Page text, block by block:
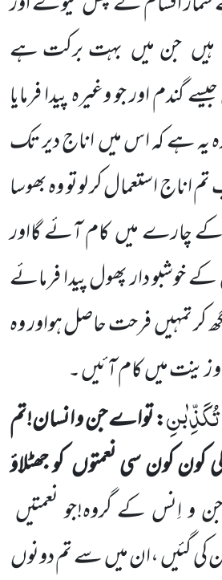
ہیں جن میں بہت برکت ہے
گندم اور جو وغیرہ پیدا فرمایا
یہ ہے کہ اس میںاناج دیر تک
اناج استعمال کر لوتو وہ بھوسا
کے چارے میںکام آئے گااور
خوشبو دار پھول پیدا فرمائے
کر تمہیںفرحت حاصل ہواور وہ
زینت میںکام آئیں ۔
تُكَذِّبٰنِ: تواے جن و انسان!تم
کون سی نعمتوںکو جھٹلاؤ
اِنس کے گروہ!جو نعمتیں
گئیں،ان میںسے تم دونوں